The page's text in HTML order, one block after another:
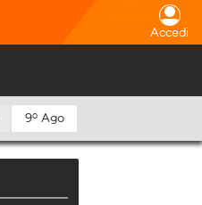
Accedi
9º Ago